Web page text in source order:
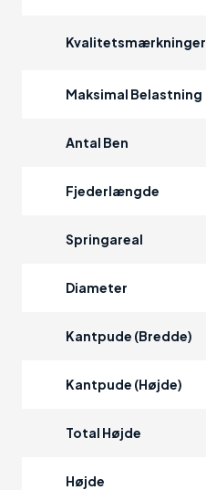
Kvalitetsmærkninger
Maksimal Belastning
Antal Ben
Fjederlængde
Springareal
Diameter
Kantpude (bredde)
Kantpude (højde)
Total Højde
Højde